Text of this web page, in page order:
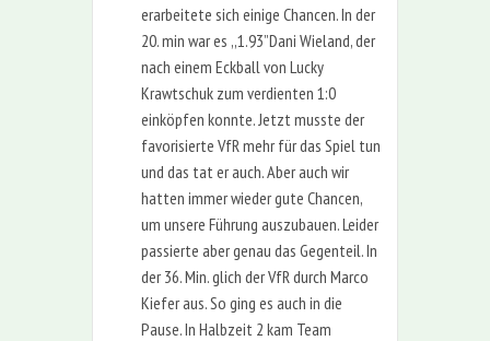
erarbeitete sich einige Chancen. In der
20. min war es ,,1.93”Dani Wieland, der
nach einem Eckball von Lucky
Krawtschuk zum verdienten 1:0
einköpfen konnte. Jetzt musste der
favorisierte VfR mehr für das Spiel tun
und das tat er auch. Aber auch wir
hatten immer wieder gute Chancen,
um unsere Führung auszubauen. Leider
passierte aber genau das Gegenteil. In
der 36. Min. glich der VfR durch Marco
Kiefer aus. So ging es auch in die
Pause. In Halbzeit 2 kam Team